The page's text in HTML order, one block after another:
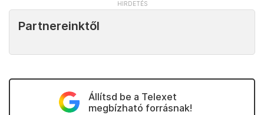
Partnereinktől
Állítsd be a Telexet
megbízható forrásnak!